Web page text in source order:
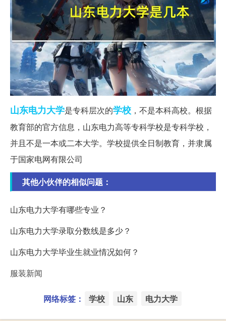
山东电力大学是专科层次的学校 ，不是本科高校。根据
教育部的官方信息，山东电力高等专科学校是专科学校，
并且不是一本或二本大学。学校提供全日制教育，并隶属
于国家电网有限公司
其他小伙伴的相似问题：
山东电力大学有哪些专业？
山东电力大学录取分数线是多少？
山东电力大学毕业生就业情况如何？
服装新闻
网络标签： 学校 山东 电力大学